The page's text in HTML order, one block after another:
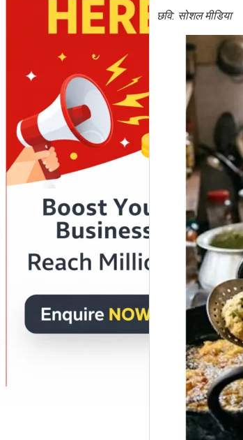
छवि: सोशल मीडिया